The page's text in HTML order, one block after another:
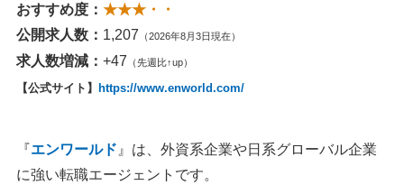
おすすめ度： ★★★・・
公開求人数： 1,207 （2026年8月3日現在）
求人数増減： +47 （先週比↑up）
【公式サイト】 https://www.enworld.com/
『エンワールド』は、外資系企業や日系グローバル企業
に強い転職エージェントです。